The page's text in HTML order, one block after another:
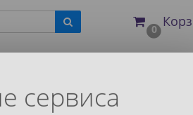
0
сервиса